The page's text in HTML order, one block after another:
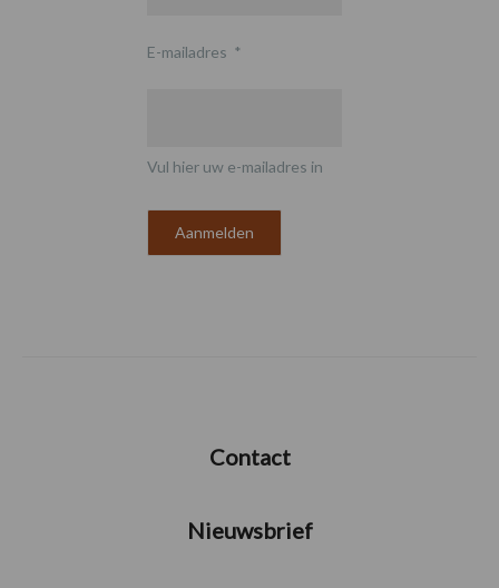
E-mailadres *
Vul hier uw e-mailadres in
Contact
Nieuwsbrief